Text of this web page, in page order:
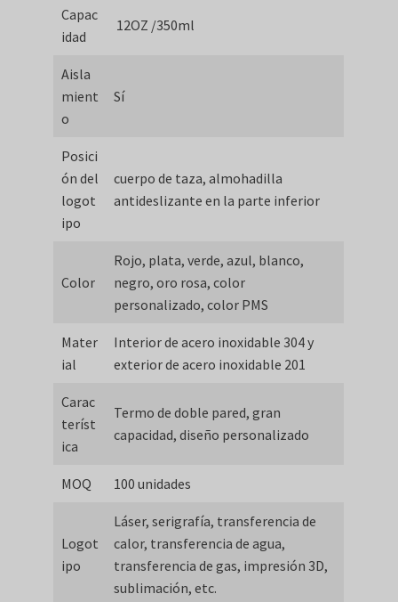
Capac
idad
12OZ /350ml
Aisla
mient
o
Sí
Posici
ón del
logot
ipo
cuerpo de taza, almohadilla
antideslizante en la parte inferior
Color
Rojo, plata, verde, azul, blanco,
negro, oro rosa, color
personalizado, color PMS
Mater
ial
Interior de acero inoxidable 304 y
exterior de acero inoxidable 201
Carac
teríst
ica
Termo de doble pared, gran
capacidad, diseño personalizado
MOQ 100 unidades
Logot
ipo
Láser, serigrafía, transferencia de
calor, transferencia de agua,
transferencia de gas, impresión 3D,
sublimación, etc.